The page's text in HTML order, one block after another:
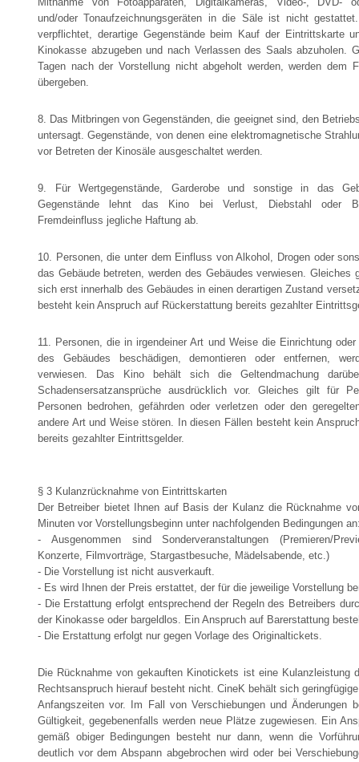
und/oder Tonaufzeichnungsgeräten in die Säle ist nicht
verpflichtet, derartige Gegenstände beim Kauf der Eintrittskarte
Kinokasse abzugeben und nach Verlassen des Saals abzuholen.
Tagen nach der Vorstellung nicht abgeholt werden, werden dem
übergeben.
8. Das Mitbringen von Gegenständen, die geeignet sind, den
untersagt. Gegenstände, von denen eine elektromagnetische
vor Betreten der Kinosäle ausgeschaltet werden.
9. Für Wertgegenstände, Garderobe und sonstige in das
Gegenstände lehnt das Kino bei Verlust, Diebstahl oder
Fremdeinfluss jegliche Haftung ab.
10. Personen, die unter dem Einfluss von Alkohol, Drogen oder
das Gebäude betreten, werden des Gebäudes verwiesen. Gleiches
sich erst innerhalb des Gebäudes in einen derartigen Zustand
besteht kein Anspruch auf Rückerstattung bereits gezahlter
11. Personen, die in irgendeiner Art und Weise die Einrichtung
des Gebäudes beschädigen, demontieren oder entfernen,
verwiesen. Das Kino behält sich die Geltendmachung
Schadensersatzansprüche ausdrücklich vor. Gleiches gilt für
Personen bedrohen, gefährden oder verletzen oder den
andere Art und Weise stören. In diesen Fällen besteht kein
bereits gezahlter Eintrittsgelder.
§ 3 Kulanzrücknahme von Eintrittskarten
Der Betreiber bietet Ihnen auf Basis der Kulanz die Rücknahme
Minuten vor Vorstellungsbeginn unter nachfolgenden Bedingungen
- Ausgenommen sind Sonderveranstaltungen (Premieren/
Konzerte, Filmvorträge, Stargastbesuche, Mädelsabende, etc.)
- Die Vorstellung ist nicht ausverkauft.
- Es wird Ihnen der Preis erstattet, der für die jeweilige Vorstellung
- Die Erstattung erfolgt entsprechend der Regeln des Betreibers
der Kinokasse oder bargeldlos. Ein Anspruch auf Barerstattung
- Die Erstattung erfolgt nur gegen Vorlage des Originaltickets.
Die Rücknahme von gekauften Kinotickets ist eine Kulanzleistung
Rechtsanspruch hierauf besteht nicht. CineK behält sich
Anfangszeiten vor. Im Fall von Verschiebungen und Änderungen
Gültigkeit, gegebenenfalls werden neue Plätze zugewiesen. Ein
gemäß obiger Bedingungen besteht nur dann, wenn die
deutlich vor dem Abspann abgebrochen wird oder bei